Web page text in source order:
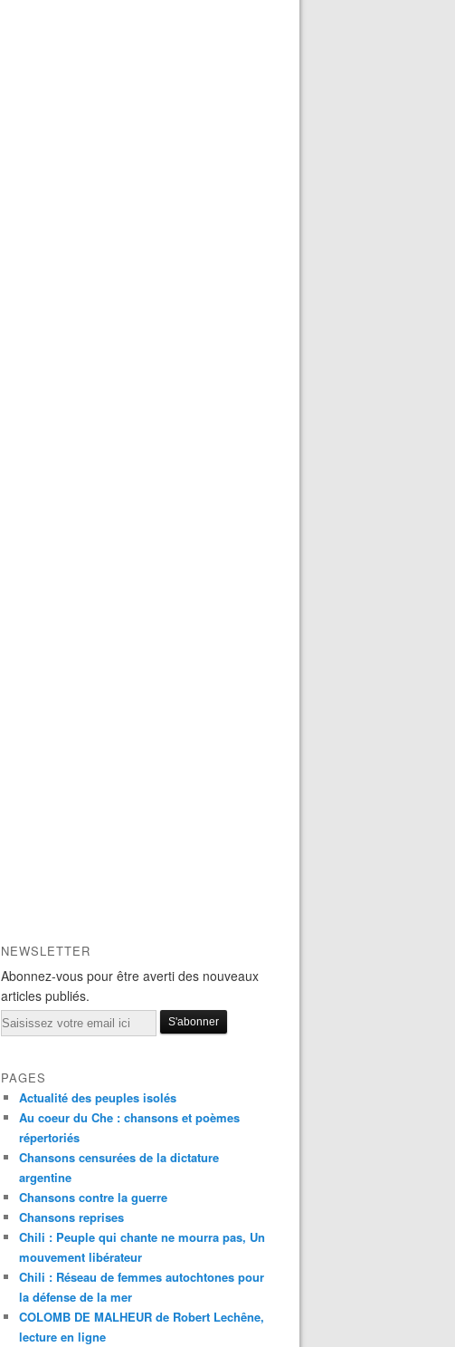
NEWSLETTER
Abonnez-vous pour être averti des nouveaux
articles publiés.
Email
PAGES
Actualité des peuples isolés
Au coeur du Che : chansons et poèmes
répertoriés
Chansons censurées de la dictature
argentine
Chansons contre la guerre
Chansons reprises
Chili : Peuple qui chante ne mourra pas, Un
mouvement libérateur
Chili : Réseau de femmes autochtones pour
la défense de la mer
COLOMB DE MALHEUR de Robert Lechêne,
lecture en ligne